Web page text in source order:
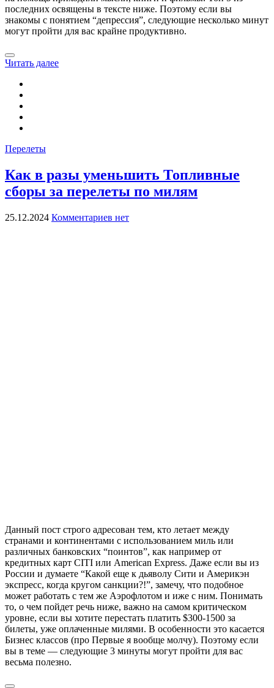
последних освящены в тексте ниже. Поэтому если вы
знакомы с понятием “депрессия”, следующие несколько минут
могут пройти для вас крайне продуктивно.
Читать далее
Перелеты
Как в разы уменьшить Топливные
сборы за перелеты по милям
25.12.2024 Комментариев нет
Данный пост строго адресован тем, кто летает между
странами и континентами с использованием миль или
различных банковских “поинтов”, как например от
кредитных карт CITI или American Express. Даже если вы из
России и думаете “Какой еще к дьяволу Сити и Америкэн
экспресс, когда кругом санкции?!”, замечу, что подобное
может работать с тем же Аэрофлотом и иже с ним. Понимать
то, о чем пойдет речь ниже, важно на самом критическом
уровне, если вы хотите перестать платить $300-1500 за
билеты, уже оплаченные милями. В особенности это касается
Бизнес классов (про Первые я вообще молчу). Поэтому если
вы в теме — следующие 3 минуты могут пройти для вас
весьма полезно.